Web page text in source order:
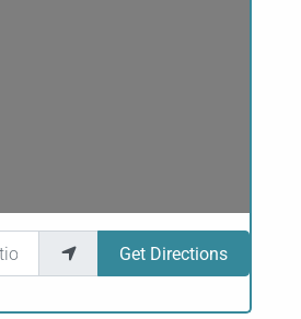
Get Directions